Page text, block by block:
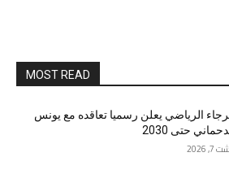
MOST READ
الرياضي يعلن رسميا تعاقده مع يونس
حتى 2030
2026